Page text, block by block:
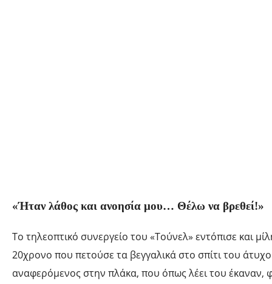
«Ήταν λάθος και ανοησία μου… Θέλω να βρεθεί!»
Το τηλεοπτικό συνεργείο του «Τούνελ» εντόπισε και
20χρονο που πετούσε τα βεγγαλικά στο σπίτι του
αναφερόμενος στην πλάκα, που όπως λέει του έκαναν,